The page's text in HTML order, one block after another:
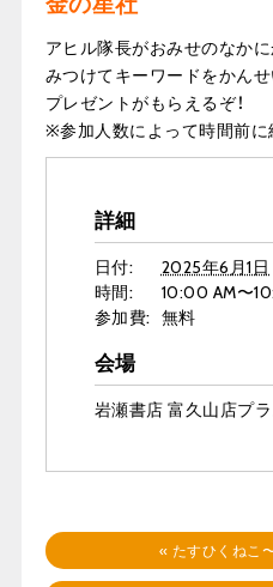
アヒル隊長がおみせのなかに
みつけてキーワードをかんせ
プレゼントがもらえるぞ！
※参加人数によって時間前に
詳細
日付:
2025年6月1日
時間:
10:00 AM〜
参加費: 無料
会場
岩瀬書店 富久山店プ
« たすひくねこ